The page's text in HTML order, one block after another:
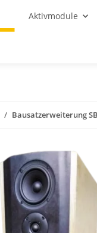
Aktivmodule
Bausatzerweiterung